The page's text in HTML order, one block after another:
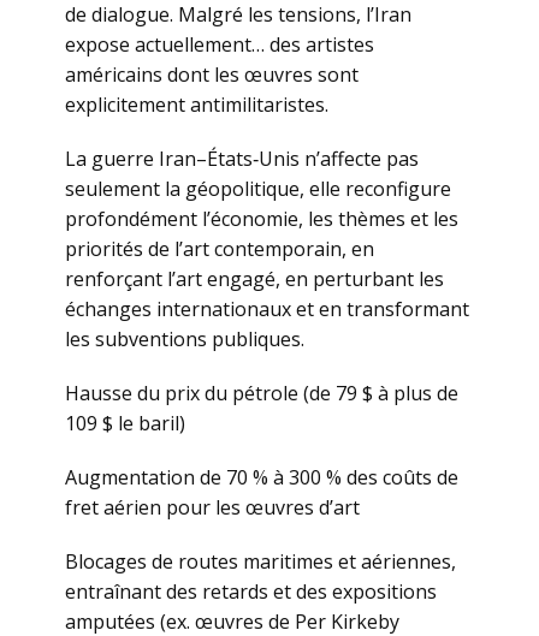
de dialogue. Malgré les tensions, l’Iran
expose actuellement… des artistes
américains dont les œuvres sont
explicitement antimilitaristes.
La guerre Iran–États‑Unis n’affecte pas
seulement la géopolitique, elle reconfigure
profondément l’économie, les thèmes et les
priorités de l’art contemporain, en
renforçant l’art engagé, en perturbant les
échanges internationaux et en transformant
les subventions publiques.
Hausse du prix du pétrole (de 79 $ à plus de
109 $ le baril)
Augmentation de 70 % à 300 % des coûts de
fret aérien pour les œuvres d’art
Blocages de routes maritimes et aériennes,
entraînant des retards et des expositions
amputées (ex. œuvres de Per Kirkeby